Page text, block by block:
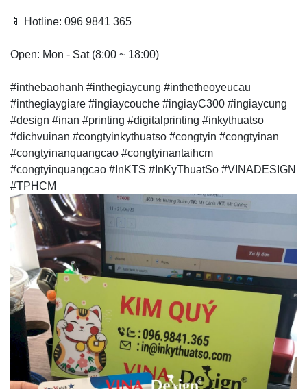
📱 Hotline: 096 9841 365
Open: Mon - Sat (8:00 ~ 18:00)
#inthebaohanh #inthegiaycung #inthetheoyeucau
#inthegiaygiare #ingiaycouche #ingiayC300 #ingiaycung
#design #inan #printing #digitalprinting #inkythuatso
#dichvuinan #congtyinkythuatso #congtyin #congtyinan
#congtyinanquangcao #congtyinantaihcm
#congtyinquangcao #InKTS #InKyThuatSo #VINADESIGN
#TPHCM